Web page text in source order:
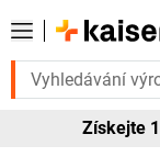
to
Získejte